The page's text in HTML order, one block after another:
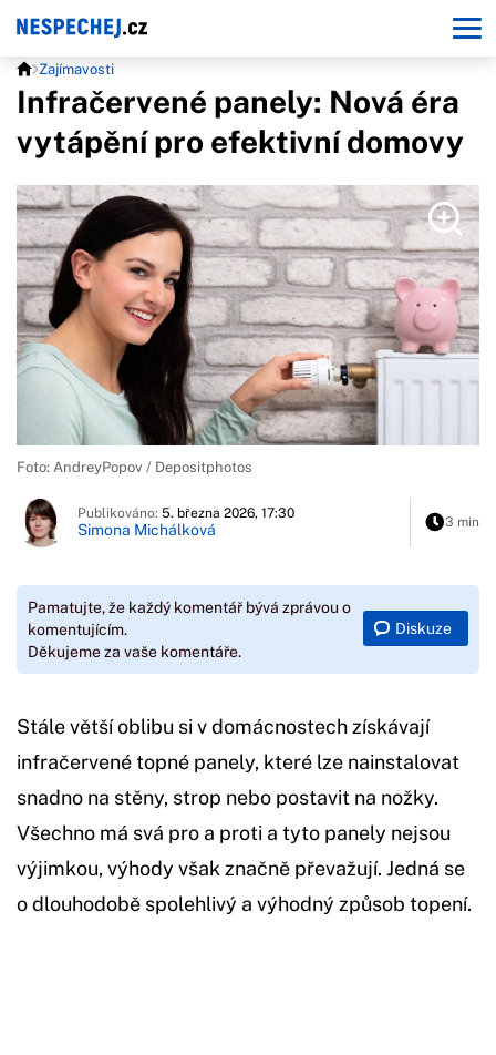
Zajímavosti
Infračervené panely: Nová éra
vytápění pro efektivní domovy
Foto: AndreyPopov / Depositphotos
Publikováno: 5. března 2026, 17:30
Simona Michálková 3 min
Pamatujte, že každý komentář bývá zprávou o
komentujícím.
Děkujeme za vaše komentáře.
Diskuze
Stále větší oblibu si v domácnostech získávají
infračervené topné panely, které lze nainstalovat
snadno na stěny, strop nebo postavit na nožky.
Všechno má svá pro a proti a tyto panely nejsou
výjimkou, výhody však značně převažují. Jedná se
o dlouhodobě spolehlivý a výhodný způsob topení.